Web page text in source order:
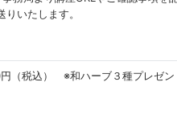
りいたします。
（税込） ※和ハーブ３種プレゼン